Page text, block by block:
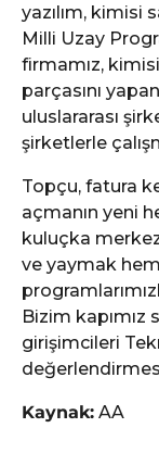
yazılım, kimisi
Milli Uzay
firmamız,
parçasını
uluslararası
şirketlerle
Topçu, fatura
açmanın yeni
kuluçka
ve yaymak
Bizim kapımız
girişimcileri
Kaynak: AA